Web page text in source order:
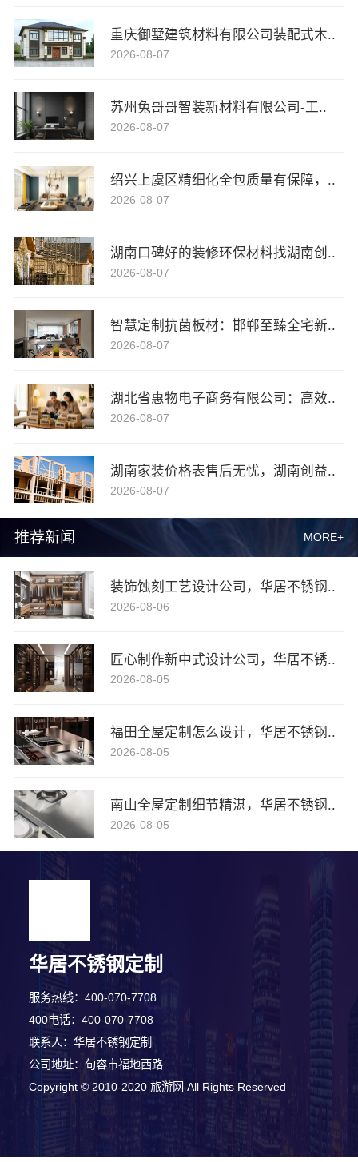
推荐新闻 MORE+
装饰蚀刻工艺设计公司，华居不锈钢..
2026-08-06
匠心制作新中式设计公司，华居不锈..
2026-08-05
福田全屋定制怎么设计，华居不锈钢..
2026-08-05
南山全屋定制细节精湛，华居不锈钢..
2026-08-05
重庆御墅建筑材料有限公司装配式木..
2026-08-07
苏州兔哥哥智装新材料有限公司-工..
2026-08-07
绍兴上虞区精细化全包质量有保障，..
2026-08-07
湖南口碑好的装修环保材料找湖南创..
2026-08-07
智慧定制抗菌板材：邯郸至臻全宅新..
2026-08-07
湖北省惠物电子商务有限公司：高效..
2026-08-07
湖南家装价格表售后无忧，湖南创益..
2026-08-07
华居不锈钢定制
服务热线：400-070-7708
400电话：400-070-7708
联系人：华居不锈钢定制
公司地址：句容市福地西路
Copyright © 2010-2020 旅游网 All Rights Reserved